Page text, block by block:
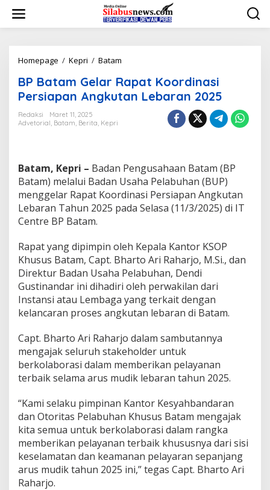
w
Homepage / Kepri / Batam
B
a
t
a
r
R
a
p
K
o
o
r
d
n
i
P
e
r
a
p
a
n
n
g
BP Batam Gelar Rapat Koordinasi
Persiapan Angkutan Lebaran 2025
Redaksi
Maret 11, 2025
Advetorial, Batam, Berita, Kepri
Batam, Kepri – Badan Pengusahaan Batam (BP
Batam) melalui Badan Usaha Pelabuhan (BUP)
menggelar Rapat Koordinasi Persiapan Angkutan
Lebaran Tahun 2025 pada Selasa (11/3/2025) di IT
Centre BP Batam.
Rapat yang dipimpin oleh Kepala Kantor KSOP
Khusus Batam, Capt. Bharto Ari Raharjo, M.Si., dan
Direktur Badan Usaha Pelabuhan, Dendi
Gustinandar ini dihadiri oleh perwakilan dari
Instansi atau Lembaga yang terkait dengan
kelancaran proses angkutan lebaran di Batam.
Capt. Bharto Ari Raharjo dalam sambutannya
mengajak seluruh stakeholder untuk
berkolaborasi dalam memberikan pelayanan
terbaik selama arus mudik lebaran tahun 2025.
“Kami selaku pimpinan Kantor Kesyahbandaran
dan Otoritas Pelabuhan Khusus Batam mengajak
kita semua untuk berkolaborasi dalam rangka
memberikan pelayanan terbaik khususnya dari sisi
keselamatan dan keamanan pelayaran sepanjang
arus mudik tahun 2025 ini,” tegas Capt. Bharto Ari
Raharjo.